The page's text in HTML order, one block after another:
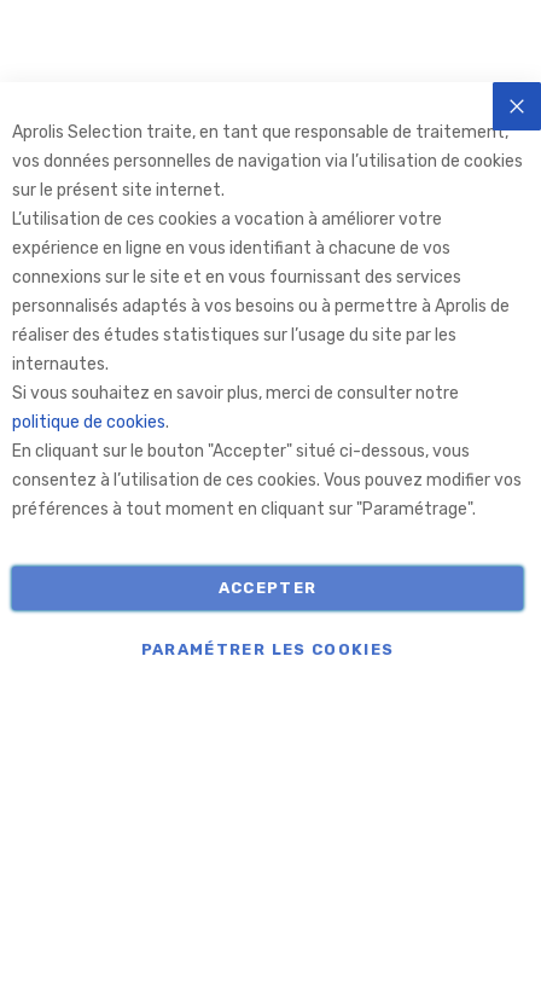
Aprolis Selection
Aprolis
Aprolis Selection traite, en tant que responsable de traitement,
vos données personnelles de navigation via l’utilisation de cookies
sur le présent site internet.
L’utilisation de ces cookies a vocation à améliorer votre
expérience en ligne en vous identifiant à chacune de vos
connexions sur le site et en vous fournissant des services
personnalisés adaptés à vos besoins ou à permettre à Aprolis de
réaliser des études statistiques sur l’usage du site par les
internautes.
Si vous souhaitez en savoir plus, merci de consulter notre
politique de cookies.
En cliquant sur le bouton "Accepter" situé ci-dessous, vous
consentez à l’utilisation de ces cookies. Vous pouvez modifier vos
préférences à tout moment en cliquant sur "Paramétrage".
ACCEPTER
PARAMÉTRER LES COOKIES